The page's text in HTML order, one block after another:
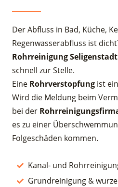
Der Abfluss in Bad, Küche,
Regenwasserabfluss ist
RohrreinigungSeligenstadt
schnell zur Stelle.
Eine Rohrverstopfung ist
Wird die Meldung beim
bei der
es zu einer
Folgeschäden kommen.
Kanal- und
Grundreinigung &